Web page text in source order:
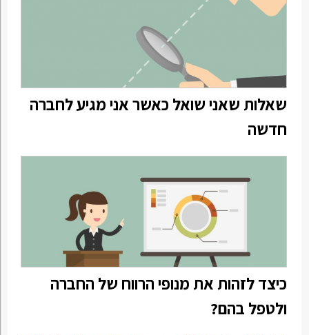
שאלות שאני שואל כאשר אני מגיע לחברה
חדשה
כיצד לזהות את מנופי הרווח של החברה
ולטפל בהם?